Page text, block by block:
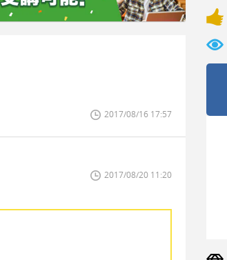
2017/08/16 17:57
2017/08/20 11:20